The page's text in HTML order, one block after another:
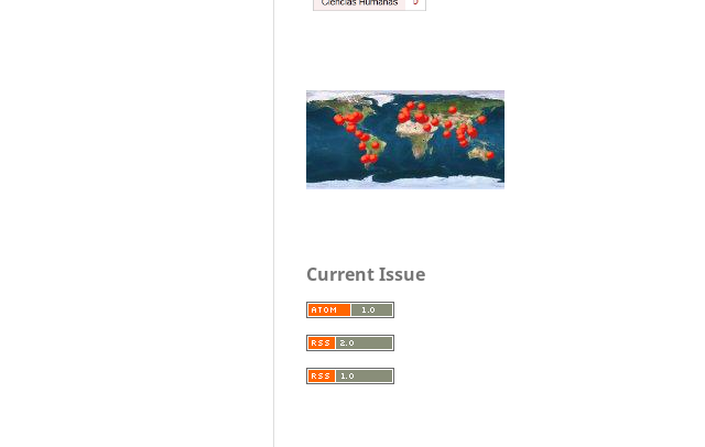
Current Issue